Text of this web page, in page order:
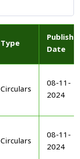
Type
Date
Circulars
08-11-
2024
Circulars
08-11-
2024